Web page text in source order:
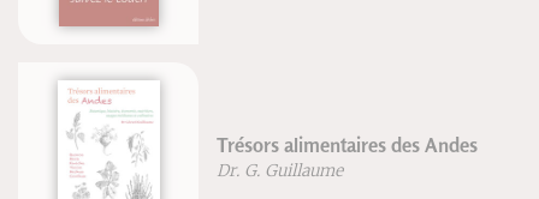
Trésors alimentaires des Andes
Dr. G. Guillaume